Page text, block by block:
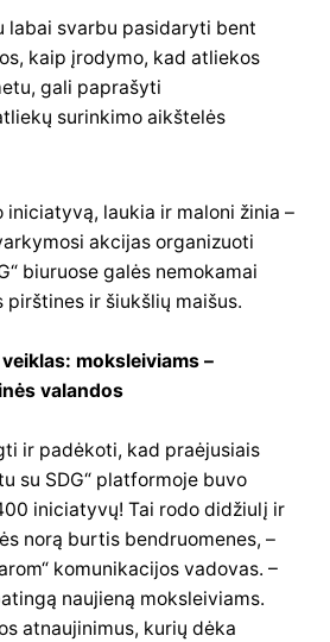
labai svarbu pasidaryti bent
kaip įrodymo, kad atliekos
gali paprašyti
surinkimo aikštelės
iniciatyvą, laukia ir maloni žinia –
akcijas organizuoti
biuruose galės nemokamai
ir šiukšlių maišus.
moksleiviams –
valandos
ir padėkoti, kad praėjusiais
su SDG“ platformoje buvo
iniciatyvų! Tai rodo didžiulį ir
norą burtis bendruomenes, –
komunikacijos vadovas. –
naujieną moksleiviams.
atnaujinimus, kurių dėka